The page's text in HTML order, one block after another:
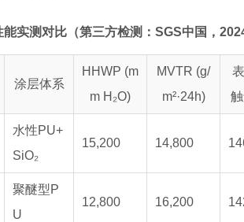
实测对比（第三方检测：SGS中国，
涂层体系
HHWP (m
m H₂O)
MVTR (g/
m²·24h)
水性PU+
SiO₂
15,200 14,800
聚醚型P
U
12,800 16,200